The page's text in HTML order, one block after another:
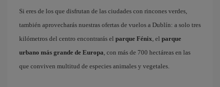
Si eres de los que disfrutan de las ciudades con rincones verdes,
también aprovecharás nuestras ofertas de vuelos a Dublín: a solo tres
kilómetros del centro encontrarás el parque Fénix, el parque
urbano más grande de Europa, con más de 700 hectáreas en las
que conviven multitud de especies animales y vegetales.